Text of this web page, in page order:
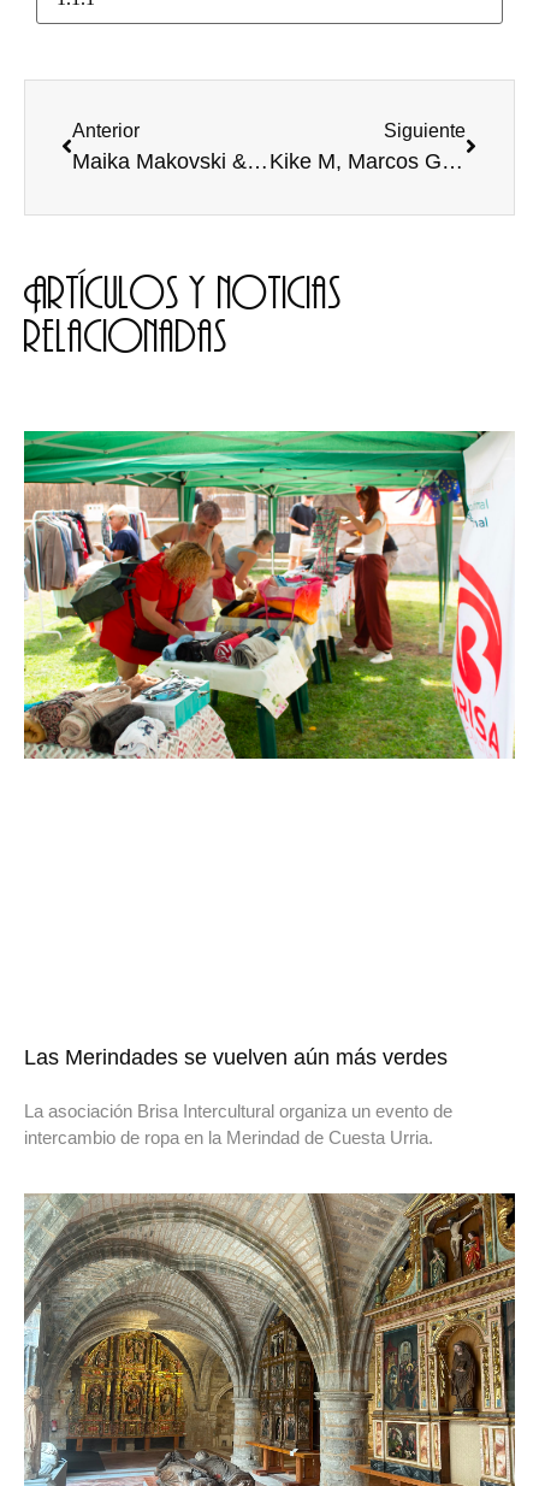
Anterior
Maika Makovski & Brossa Quartet en Burgos
Siguiente
Kike M, Marcos Gallo y Noviembre en Bardeblás
Artículos y noticias
relacionadas
Las Merindades se vuelven aún más verdes
La asociación Brisa Intercultural organiza un evento de
intercambio de ropa en la Merindad de Cuesta Urria.